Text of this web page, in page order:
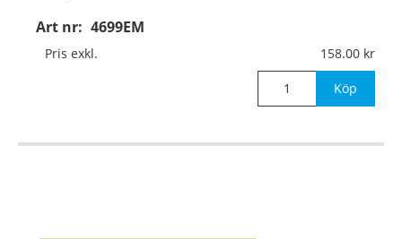
Art nr: 4699EM
Material:Guldanodiserad aluminium, 1mm (plan)
Pris exkl. 158.00
Köp